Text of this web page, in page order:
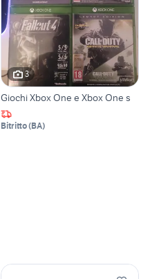
3
Giochi Xbox One e Xbox One s
Bitritto(BA)